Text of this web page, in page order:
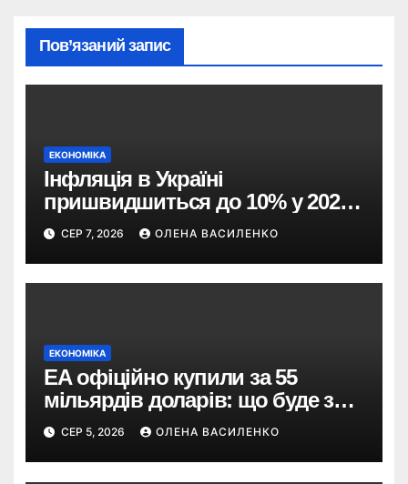
Пов’язаний запис
ЕКОНОМІКА
Інфляція в Україні
пришвидшиться до 10% у 2026
році — прогноз НБУ
СЕР 7, 2026 ОЛЕНА ВАСИЛЕНКО
ЕКОНОМІКА
EA офіційно купили за 55
мільярдів доларів: що буде з
EA Sports FC, Battlefield і The
Sims
СЕР 5, 2026 ОЛЕНА ВАСИЛЕНКО